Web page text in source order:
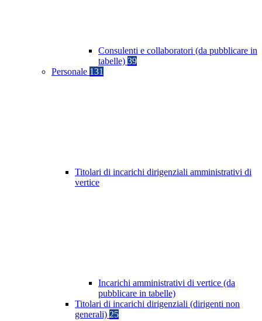
Consulenti e collaboratori (da pubblicare in
tabelle) 39
Personale 131
Titolari di incarichi dirigenziali amministrativi di
vertice
Incarichi amministrativi di vertice (da
pubblicare in tabelle)
Titolari di incarichi dirigenziali (dirigenti non
generali) 25